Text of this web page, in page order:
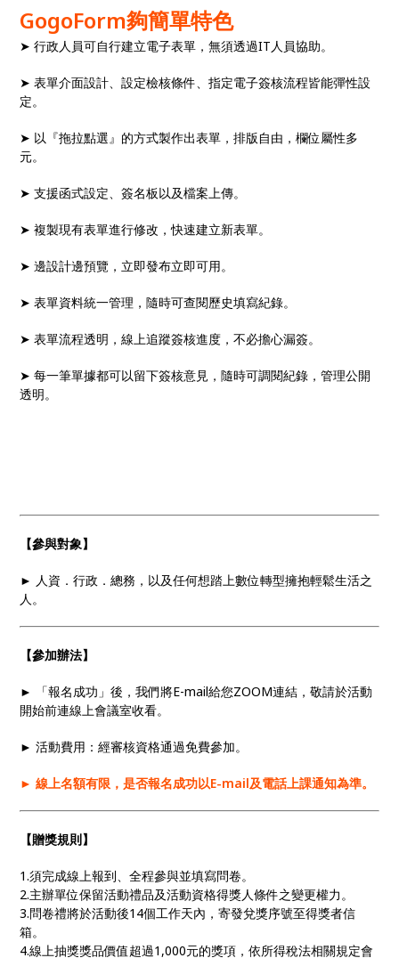
GogoForm夠簡單特色
➤ 行政人員可自行建立電子表單，無須透過IT人員協助。
➤ 表單介面設計、設定檢核條件、指定電子簽核流程皆能彈性設
定。
➤ 以『拖拉點選』的方式製作出表單，排版自由，欄位屬性多
元。
➤ 支援函式設定、簽名板以及檔案上傳。
➤ 複製現有表單進行修改，快速建立新表單。
➤ 邊設計邊預覽，立即發布立即可用。
➤ 表單資料統一管理，隨時可查閱歷史填寫紀錄。
➤ 表單流程透明，線上追蹤簽核進度，不必擔心漏簽。
➤ 每一筆單據都可以留下簽核意見，隨時可調閱紀錄，管理公開
透明。
【參與對象】
► 人資．行政．總務，以及任何想踏上數位轉型擁抱輕鬆生活之
人。
【參加辦法】
► 「報名成功」後，我們將E-mail給您ZOOM連結，敬請於活動
開始前連線上會議室收看。
► 活動費用：經審核資格通過免費參加。
► 線上名額有限，是否報名成功以E-mail及電話上課通知為準。
【贈獎規則】
1.須完成線上報到、全程參與並填寫問卷。
2.主辦單位保留活動禮品及活動資格得獎人條件之變更權力。
3.問卷禮將於活動後14個工作天內，寄發兌獎序號至得獎者信
箱。
4.線上抽獎獎品價值超過1,000元的獎項，依所得稅法相關規定會